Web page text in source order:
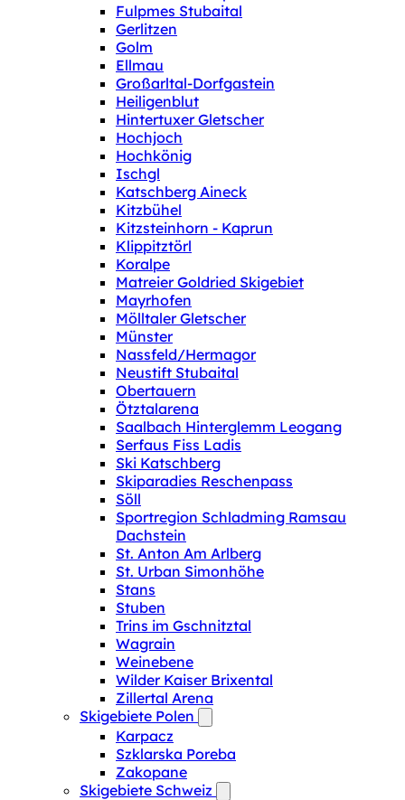
Fulpmes Stubaital
Gerlitzen
Golm
Ellmau
Großarltal-Dorfgastein
Heiligenblut
Hintertuxer Gletscher
Hochjoch
Hochkönig
Ischgl
Katschberg Aineck
Kitzbühel
Kitzsteinhorn - Kaprun
Klippitztörl
Koralpe
Matreier Goldried Skigebiet
Mayrhofen
Mölltaler Gletscher
Münster
Nassfeld/Hermagor
Neustift Stubaital
Obertauern
Ötztalarena
Saalbach Hinterglemm Leogang
Serfaus Fiss Ladis
Ski Katschberg
Skiparadies Reschenpass
Söll
Sportregion Schladming Ramsau
Dachstein
St. Anton Am Arlberg
St. Urban Simonhöhe
Stans
Stuben
Trins im Gschnitztal
Wagrain
Weinebene
Wilder Kaiser Brixental
Zillertal Arena
Skigebiete Polen
Karpacz
Szklarska Poreba
Zakopane
Skigebiete Schweiz